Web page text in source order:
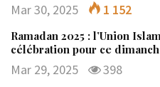
Mar 30, 2025 1 152
Ramadan 2025 : l’Union
célébration pour ce
Mar 29, 2025 398